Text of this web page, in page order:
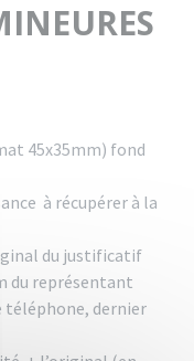
45x35mm) fond
à récupérer à la
du justificatif
du représentant
téléphone, dernier